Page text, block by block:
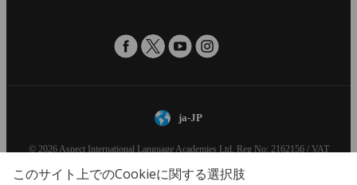
このサイト上でのCookieに関する選択肢
ja-JP
© 2026 Aspect International Language Academies Ltd, Reg No: 2162156 / VAT